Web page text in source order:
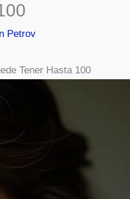
Petrov
Tener Hasta 100